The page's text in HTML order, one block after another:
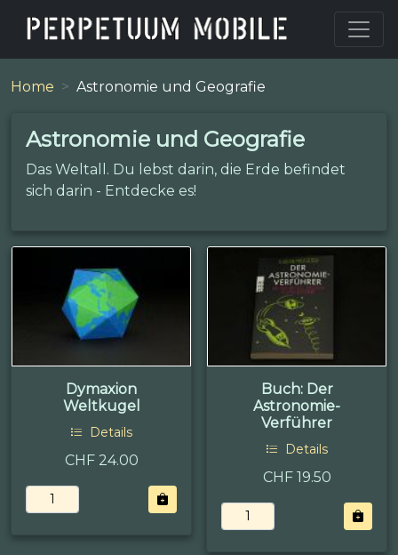
Home Astronomie und Geografie
Astronomie und Geografie
Das Weltall. Du lebst darin, die Erde befindet
sich darin - Entdecke es!
Dymaxion
Weltkugel
Details
CHF 24.00
Buch: Der
Astronomie-
Verführer
Details
CHF 19.50